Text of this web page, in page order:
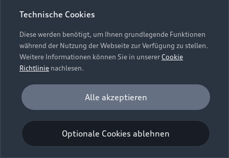
Bordbuch & Bedienungsanleitungen
Verträge kündigen
Vertrag widerrufen
Datenschutz
Audi erleben
Newsletter
Datenschutzinformation
Cookie-Richtlinie
Barrierefreiheit
Digital Services Act
EU Data Act
Embleme am Fahrzeug bei allen Abbildungen auf dieser
Webseite kann abweichen.
Technische Cookies
Diese werden benötigt, um Ihnen grundlegende Funktionen
während der Nutzung der Webseite zur Verfügung zu stellen.
Weitere Informationen können Sie in unsererCookie
Richtlinie nachlesen.
Analyse und Statistik
Performance Cookies sammeln Informationen
darüber, wie unsere Webseite genutzt wird (z. B.
Anzahl der Besuche, Verweildauer). Diese Cookies
werden zur Optimierung der Webseite verwendet.
Optionale Cookies ablehnen
Alle akzeptieren